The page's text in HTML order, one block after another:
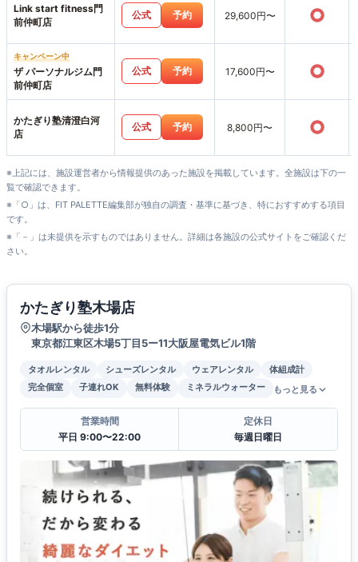
Link start fitness門
前仲町店
公式 予約 29,600円〜 ○
キャンペーン中
ザ パーソナルジム門
前仲町店
公式 予約 17,600円〜 ○
かたぎり塾清澄白河
店
公式 予約 8,800円〜 ○
※上記には、施設運営者から情報提供のあった施設を掲載しています。全施設は下の一
覧で確認できます。
※「○」は、FIT PALETTE編集部が独自の調査・基準に基づき、特におすすめする項目
です。
※「－」は未提供を示すものではありません。詳細は各施設の公式サイトをご確認くだ
さい。
かたぎり塾木場店
木場駅から徒歩1分
東京都江東区木場5丁目5ー11大阪屋電気ビル1階
タオルレンタル シューズレンタル ウェアレンタル
体組成計
完全個室
子連れOK 無料体験 ミネラルウォーター もっと見る
営業時間
平日 9:00〜22:00
定休日
毎週日曜日